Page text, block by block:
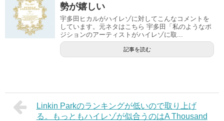
勢が嬉しい
宇多田ヒカルがハイレゾに対してこんなコメントを
しています。元ネタはこちら 宇多田「私のようなポ
ジションのアーティストがハイレゾに取...
記事を読む
Linkin Parkのランキングが低いので取り上げ
る。もっともハイレゾが似合うのはA Thousand